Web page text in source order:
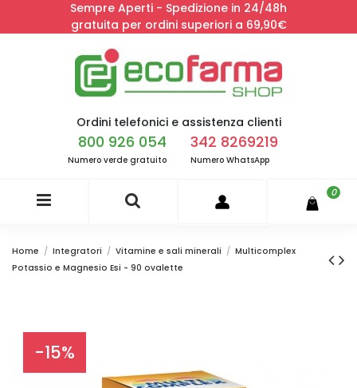
Sempre Aperti - Spedizione in 24/48h
gratuita per ordini superiori a 69,90€
Ordini telefonici e assistenza clienti
800 926 054
Numero verde gratuito
342 8269219
Numero WhatsApp
0
Home Integratori Vitamine e sali minerali
Multicomplex
Potassio e Magnesio Esi - 90 ovalette
-15%